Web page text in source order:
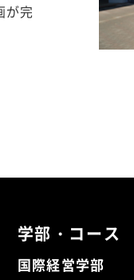
が完
学部・コース
国際経営学部